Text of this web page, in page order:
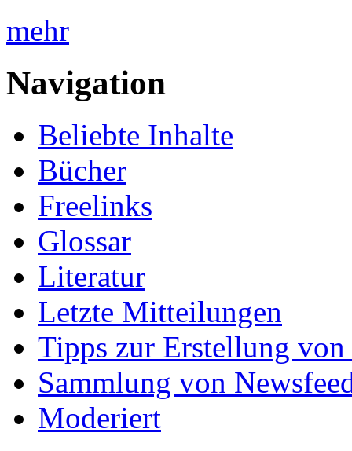
mehr
Navigation
Beliebte Inhalte
Bücher
Freelinks
Glossar
Literatur
Letzte Mitteilungen
Tipps zur Erstellung
Sammlung von
Moderiert